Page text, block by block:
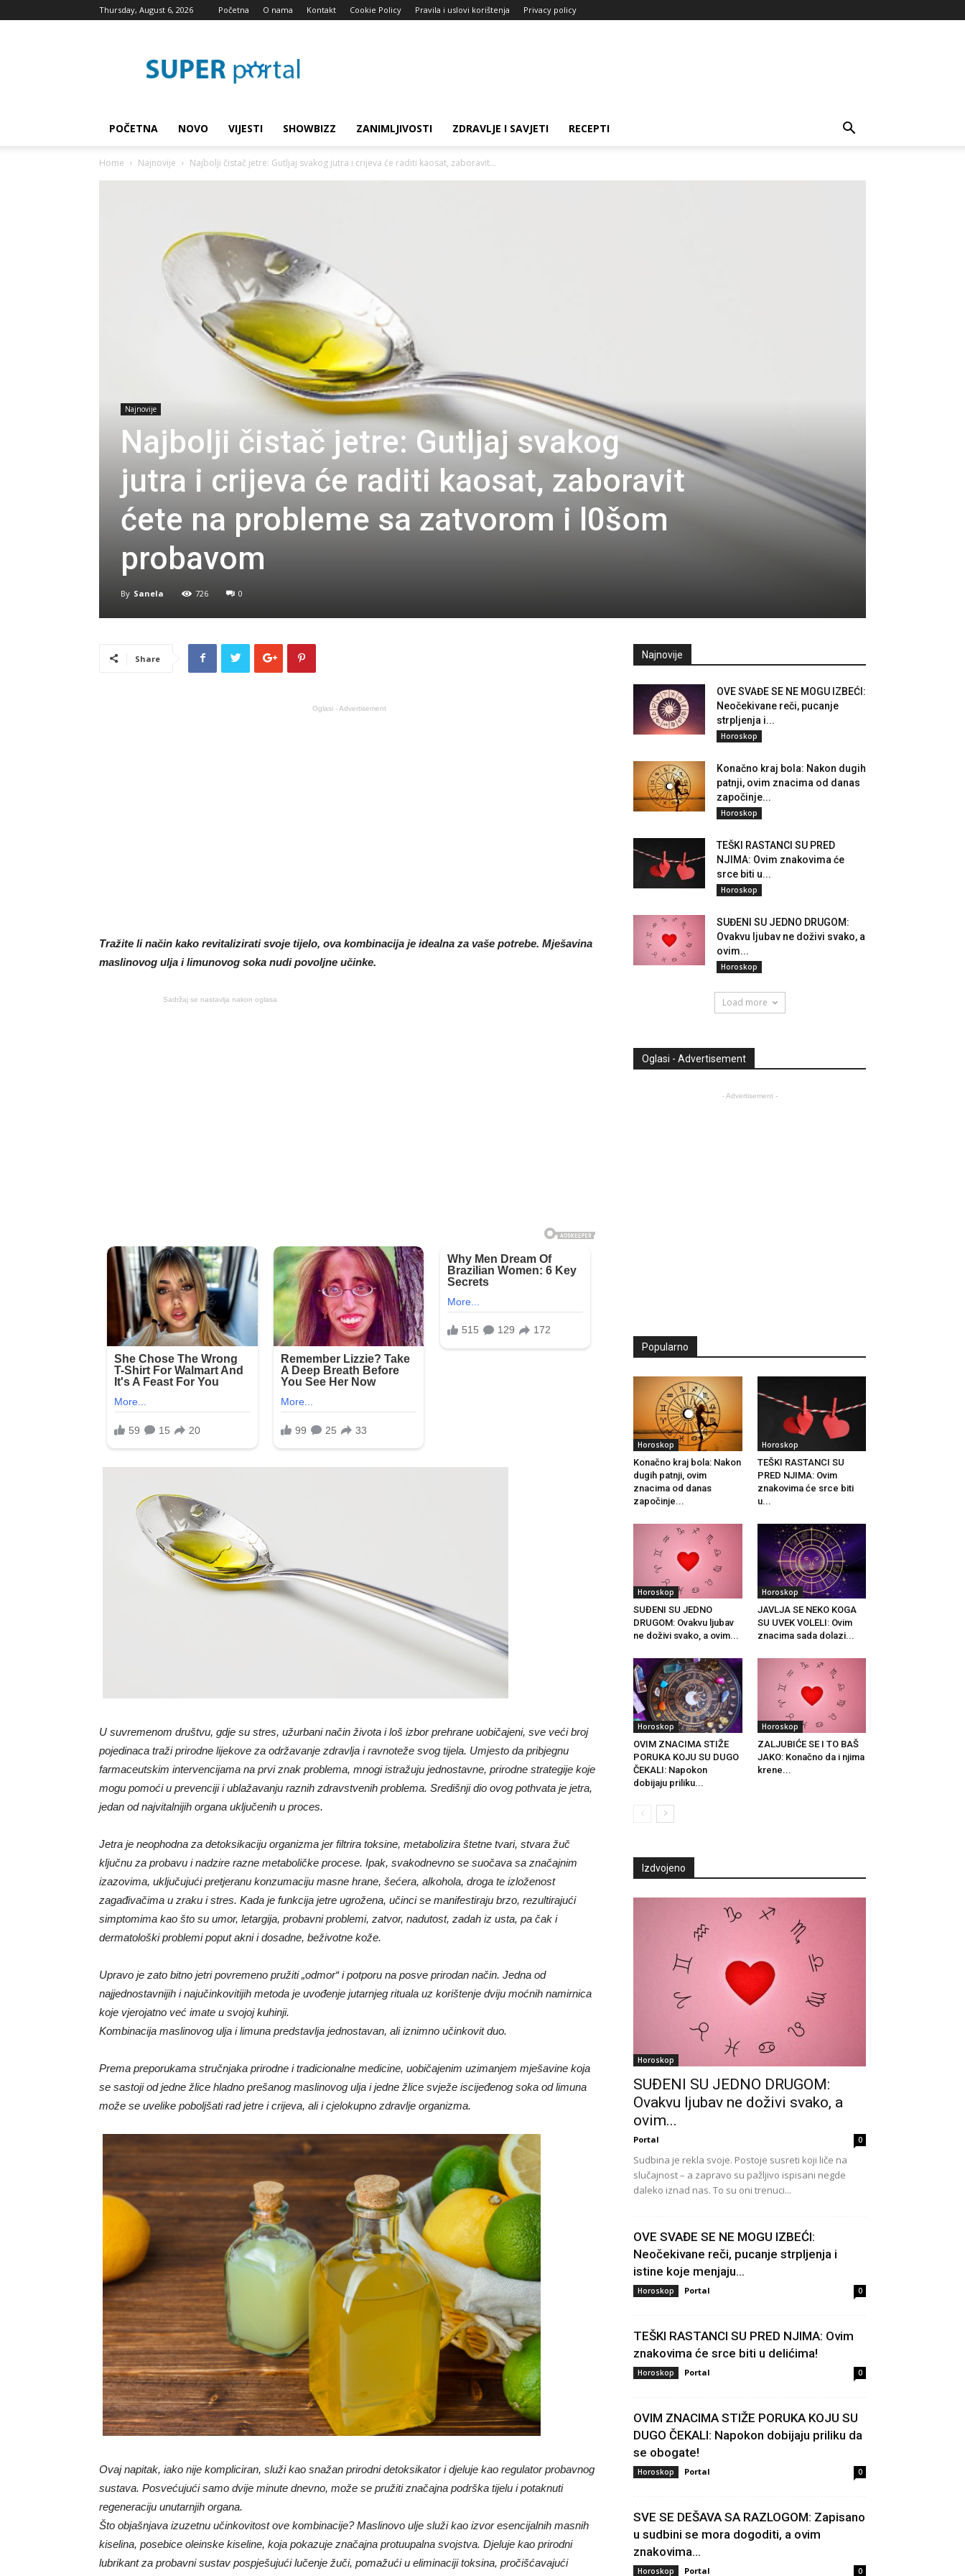
Thursday, August 6, 2026 Početna O nama Kontakt Cookie Policy Pravila i uslovi korištenja Privacy policy
blog
POČETNA NOVO VIJESTI SHOWBIZZ ZANIMLJIVOSTI ZDRAVLJE I SAVJETI RECEPTI
Home Najnovije Najbolji čistač jetre: Gutljaj svakog jutra i crijeva će raditi kaosat, zaboravit...
Najnovije
Najbolji čistač jetre: Gutljaj svakog
jutra i crijeva će raditi kaosat, zaboravit
ćete na probleme sa zatvorom i l0šom
probavom
By Sanela 726 0
Share
Oglasi - Advertisement
Tražite li način kako revitalizirati svoje tijelo, ova kombinacija je idealna za vaše potrebe. Mješavina
maslinovog ulja i limunovog soka nudi povoljne učinke.
Sadržaj se nastavlja nakon oglasa
U suvremenom društvu, gdje su stres, užurbani način života i loš izbor prehrane uobičajeni, sve veći broj
pojedinaca traži prirodne lijekove za održavanje zdravlja i ravnoteže svog tijela. Umjesto da pribjegnu
farmaceutskim intervencijama na prvi znak problema, mnogi istražuju jednostavne, prirodne strategije koje
mogu pomoći u prevenciji i ublažavanju raznih zdravstvenih problema. Središnji dio ovog pothvata je jetra,
jedan od najvitalnijih organa uključenih u proces.
Jetra je neophodna za detoksikaciju organizma jer filtrira toksine, metabolizira štetne tvari, stvara žuč
ključnu za probavu i nadzire razne metaboličke procese. Ipak, svakodnevno se suočava sa značajnim
izazovima, uključujući pretjeranu konzumaciju masne hrane, šećera, alkohola, droga te izloženost
zagađivačima u zraku i stres. Kada je funkcija jetre ugrožena, učinci se manifestiraju brzo, rezultirajući
simptomima kao što su umor, letargija, probavni problemi, zatvor, nadutost, zadah iz usta, pa čak i
dermatološki problemi poput akni i dosadne, beživotne kože.
Upravo je zato bitno jetri povremeno pružiti „odmor“ i potporu na posve prirodan način. Jedna od
najjednostavnijih i najučinkovitijih metoda je uvođenje jutarnjeg rituala uz korištenje dviju moćnih namirnica
koje vjerojatno već imate u svojoj kuhinji.
Kombinacija maslinovog ulja i limuna predstavlja jednostavan, ali iznimno učinkovit duo.
Prema preporukama stručnjaka prirodne i tradicionalne medicine, uobičajenim uzimanjem mješavine koja
se sastoji od jedne žlice hladno prešanog maslinovog ulja i jedne žlice svježe iscijeđenog soka od limuna
može se uvelike poboljšati rad jetre i crijeva, ali i cjelokupno zdravlje organizma.
Ovaj napitak, iako nije kompliciran, služi kao snažan prirodni detoksikator i djeluje kao regulator probavnog
sustava. Posvećujući samo dvije minute dnevno, može se pružiti značajna podrška tijelu i potaknuti
regeneraciju unutarnjih organa.
Što objašnjava izuzetnu učinkovitost ove kombinacije? Maslinovo ulje služi kao izvor esencijalnih masnih
kiselina, posebice oleinske kiseline, koja pokazuje značajna protuupalna svojstva. Djeluje kao prirodni
lubrikant za probavni sustav pospješujući lučenje žuči, pomažući u eliminaciji toksina, pročišćavajući
Najnovije
OVE SVAĐE SE NE MOGU IZBEĆI:
Neočekivane reči, pucanje
strpljenja i...
Horoskop
Konačno kraj bola: Nakon dugih
patnji, ovim znacima od danas
započinje...
Horoskop
TEŠKI RASTANCI SU PRED
NJIMA: Ovim znakovima će
srce biti u...
Horoskop
SUĐENI SU JEDNO DRUGOM:
Ovakvu ljubav ne doživi svako, a
ovim...
Horoskop
Load more
Oglasi - Advertisement
- Advertisement -
Popularno
Horoskop
Konačno kraj bola: Nakon
dugih patnji, ovim
znacima od danas
započinje...
Horoskop
TEŠKI RASTANCI SU
PRED NJIMA: Ovim
znakovima će srce biti
u...
Horoskop
SUĐENI SU JEDNO
DRUGOM: Ovakvu ljubav
ne doživi svako, a ovim...
Horoskop
JAVLJA SE NEKO KOGA
SU UVEK VOLELI: Ovim
znacima sada dolazi...
Horoskop
OVIM ZNACIMA STIŽE
PORUKA KOJU SU DUGO
ČEKALI: Napokon
dobijaju priliku...
Horoskop
ZALJUBIĆE SE I TO BAŠ
JAKO: Konačno da i njima
krene...
Izdvojeno
Horoskop
SUĐENI SU JEDNO DRUGOM:
Ovakvu ljubav ne doživi svako, a
ovim...
Portal 0
Sudbina je rekla svoje. Postoje susreti koji liče na
slučajnost – a zapravo su pažljivo ispisani negde
daleko iznad nas. To su oni trenuci...
OVE SVAĐE SE NE MOGU IZBEĆI:
Neočekivane reči, pucanje strpljenja i
istine koje menjaju...
Horoskop Portal 0
TEŠKI RASTANCI SU PRED NJIMA: Ovim
znakovima će srce biti u delićima!
Horoskop Portal 0
OVIM ZNACIMA STIŽE PORUKA KOJU SU
DUGO ČEKALI: Napokon dobijaju priliku da
se obogate!
Horoskop Portal 0
SVE SE DEŠAVA SA RAZLOGOM: Zapisano
u sudbini se mora dogoditi, a ovim
znakovima...
Horoskop Portal 0